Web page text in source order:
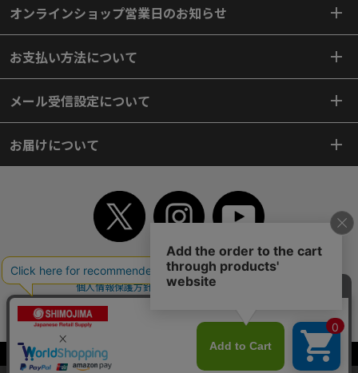
当サイトはクッキー（Cookie）を使用しています。Cookieの使用に同意いた
オンラインショップ営業日のお知らせ
お支払い方法について
メール受信設定について
お届けについて
TOP 初めてご利用のお客様へ ご利用案内
ご利用規約
個人情報保護方針
特定商取引法
よくあるご質問
お問い合わせ
サイトマップ
Copyright© 2018 SHIMOJIMA Co.,Ltd. All Rights Reserved.